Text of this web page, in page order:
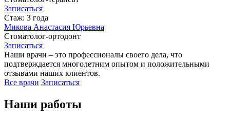
Записаться
Стаж: 3 года
Микова Анастасия Юрьевна
Стоматолог-ортодонт
Записаться
Наши врачи – это профессионалы своего дела, что
подтверждается многолетним опытом и положительными
отзывами наших клиентов.
Все врачи Записаться
Наши работы